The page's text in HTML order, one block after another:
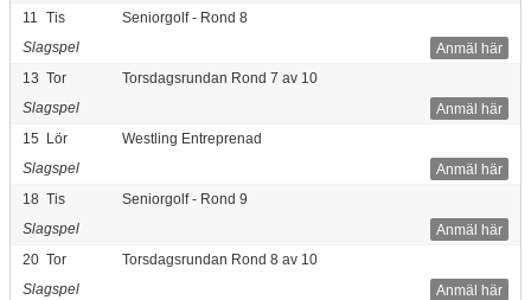
11
Tis
Seniorgolf - Rond 8
Anmäl här
Slagspel
13 Tor
Torsdagsrundan Rond 7 av 10
Anmäl här
Slagspel
15 Lör
Westling Entreprenad
Anmäl här
Slagspel
18 Tis
Seniorgolf - Rond 9
Anmäl här
Slagspel
20 Tor
Torsdagsrundan Rond 8 av 10
Anmäl här
Slagspel